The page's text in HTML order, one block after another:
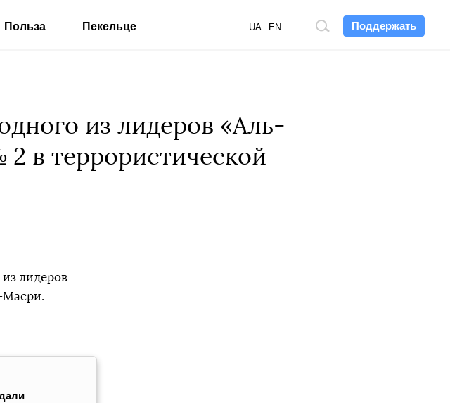
Поддержать
Поиск
UA EN
Польза Пекельце
из лидеров «Аль-
в террористической
лидеров
Масри.